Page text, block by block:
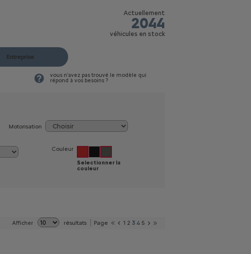
Actuellement
2044
véhicules en stock
Entreprise
vous n'avez pas trouvé le modèle qui
répond à vos besoins ?
Motorisation
Couleur
Selectionner la
couleur
Afficher résultats Page 1 2 3 4 5